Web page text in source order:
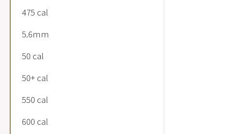
475 cal
5.6mm
50 cal
50+ cal
550 cal
600 cal